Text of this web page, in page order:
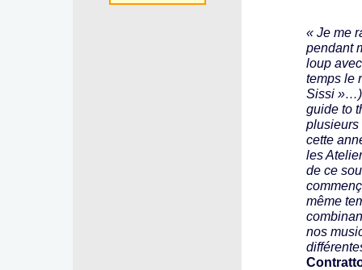
« Je me
pendant
loup
temps le
Sissi »…)
guide to
plusieurs
cette
les
de ce
même
nos